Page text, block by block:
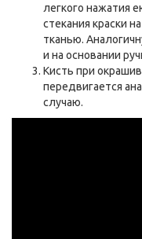
легкого нажатия
стекания краски
тканью.
и на основании
Кисть при
передвигается
случаю.